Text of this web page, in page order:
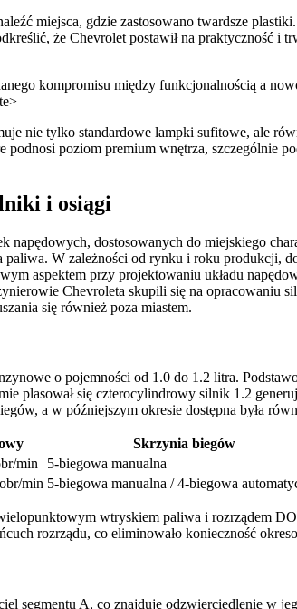
miejsca, gdzie zastosowano twardsze
że Chevrolet postawił na praktyczność i
kompromisu między funkcjonalnością a
nie tylko standardowe lampki sufitowe, ale
poziom premium wnętrza, szczególnie
i osiągi
napędowych, dostosowanych do miejskiego
W zależności od rynku i roku produkcji,
aspektem przy projektowaniu układu
Chevroleta skupili się na opracowaniu
się również poza miastem.
o pojemności od 1.0 do 1.2 litra.
plasował się czterocylindrowy silnik 1.2
a w późniejszym okresie dostępna była
Skrzynia biegów
min
5-biegowa manualna
min 5-biegowa manualna / 4-biegowa
wtryskiem paliwa i rozrządem
rozrządu, co eliminowało konieczność
segmentu A, co znajduje odzwierciedlenie w